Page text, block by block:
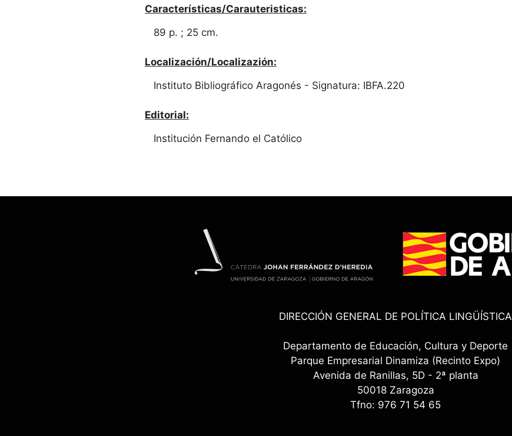
Características/Carauteristicas:
89 p. ; 25 cm.
Localización/Localizazión:
Instituto Bibliográfico Aragonés - Signatura: IBFA.220
Editorial:
Institución Fernando el Católico
DIRECCIÓN GENERAL DE POLÍTICA LINGÜÍSTICA
Departamento de Educación, Cultura y Deporte
Parque Empresarial Dinamiza (Recinto Expo)
Avenida de Ranillas, 5D - 2ª planta
50018 Zaragoza
Tfno: 976 71 54 65